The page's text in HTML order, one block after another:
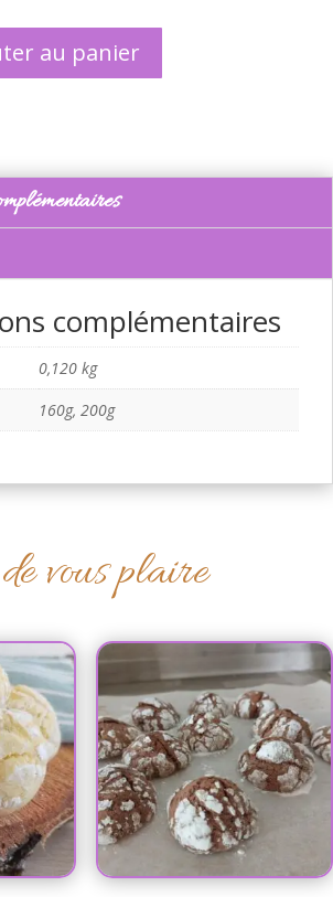
au panier
complémentaires
0,120 kg
160g, 200g
vous plaire